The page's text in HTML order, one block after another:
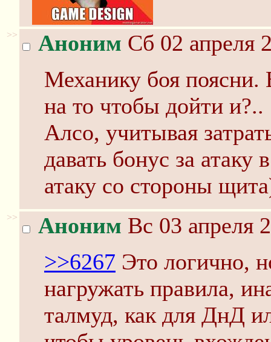
>> Аноним Сб 02 апреля
Механику боя поясни.
на то чтобы дойти и?..
Алсо, учитывая
давать бонус за
атаку со стороны
>> Аноним Вс 03 апреля
>>6267 Это логично,
нагружать правила,
талмуд, как для ДнД